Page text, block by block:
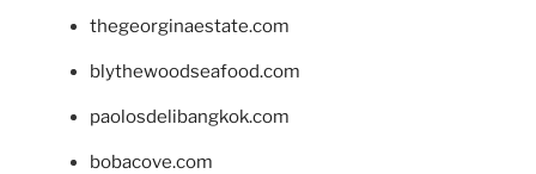
thegeorginaestate.com
blythewoodseafood.com
paolosdelibangkok.com
bobacove.com